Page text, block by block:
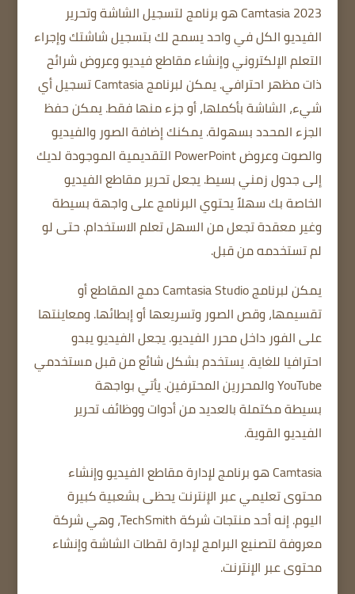
Camtasia 2023هو برنامج لتسجيل الشاشة وتحرير
الفيديو الكل في واحد يسمح لك بتسجيل شاشتك وإجراء
التعلم الإلكتروني وإنشاء مقاطع فيديو وعروض شرائح
ذات مظهر احترافي.
يمكن لبرنامج Camtasia تسجيل أي
شيء، الشاشة بأكملها، أو جزء منها فقط.يمكن حفظ
الجزء المحدد بسهولة.يمكنك إضافة الصور والفيديو
والصوت وعروض PowerPoint التقديمية الموجودة لديك
إلى جدول زمني بسيط.يجعل تحرير مقاطع الفيديو
الخاصة بك سهلاًيحتوي البرنامج على واجهة بسيطة
وغير معقدة تجعل من السهل تعلم الاستخدام. حتى لو
لم تستخدمه من قبل.
يمكن لبرنامج Camtasia Studio
دمج المقاطع أو
تقسيمها، وقص الصور وتسريعها أو إبطائها. ومعاينتها
على الفور داخل محرر الفيديو.يجعل الفيديو يبدو
احترافيا للغاية.يستخدم بشكل شائع من قبل مستخدمي
YouTube والمحررين المحترفين.
يأتي بواجهة
بسيطةمكتملة بالعديد من أدوات ووظائف تحرير
الفيديو القوية.
Camtasia هو برنامج لإدارة مقاطع الفيديو وإنشاء
محتوى تعليمي عبر الإنترنت يحظى بشعبية كبيرة
اليوم.
إنه أحد منتجات شركة TechSmith، وهي شركة
معروفة لتصنيع البرامج لإدارة لقطات الشاشة وإنشاء
محتوى عبر الإنترنت.